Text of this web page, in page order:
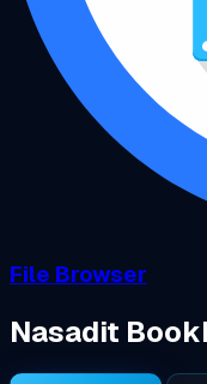
File Browser
Nasadit